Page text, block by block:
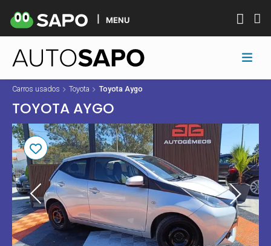
MENU
Carros usados Toyota Toyota Aygo
TOYOTA AYGO